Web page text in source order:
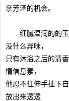
亲芳泽的机会。
细腻温润的的玉
没什么异味，
只有沐浴之后的清
情信息素，
他忍不住伸手扯下
放出来透透